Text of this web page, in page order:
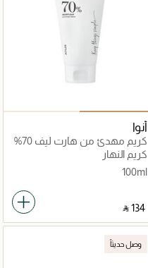
أنوا
كريم مهدئ من هارت ليف 70%
كريم النهار
100ml
‎ ⃁ ⁦134⁩ ‎
وصل حديثاً